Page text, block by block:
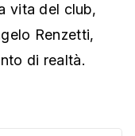
vita del club,
Renzetti,
di realtà.